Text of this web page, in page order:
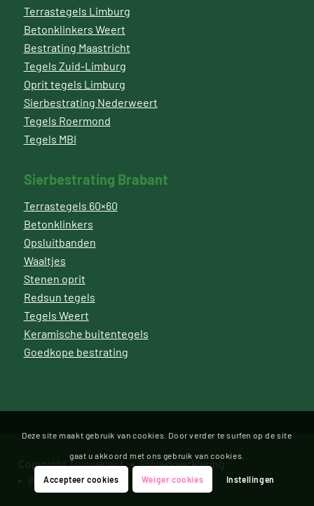
Terrastegels Limburg
Betonklinkers Weert
Bestrating Maastricht
Tegels Zuid-Limburg
Oprit tegels Limburg
Sierbestrating Nederweert
Tegels Roermond
Tegels MBI
Sierbestrating Brabant
Terrastegels 60×60
Betonklinkers
Opsluitbanden
Waaltjes
Stenen oprit
Redsun tegels
Tegels Weert
Keramische buitentegels
Goedkope bestrating
Copyright Tuinvariant
Privacyverklaring
Website door Bonsai media
Deze site maakt gebruik van cookies. Door verder te surfen op de site
gaat u akkoord met ons gebruik van cookies.
Accepteer cookies Weiger cookies Instellingen